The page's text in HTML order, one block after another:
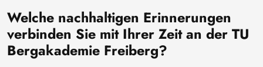
Welche nachhaltigen Erinnerungen
verbinden Sie mit Ihrer Zeit an der TU
Bergakademie Freiberg?